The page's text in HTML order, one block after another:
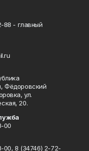
88 - главный
Фёдоровский
ул.
20.
00
00, 8 (34746) 2-72-